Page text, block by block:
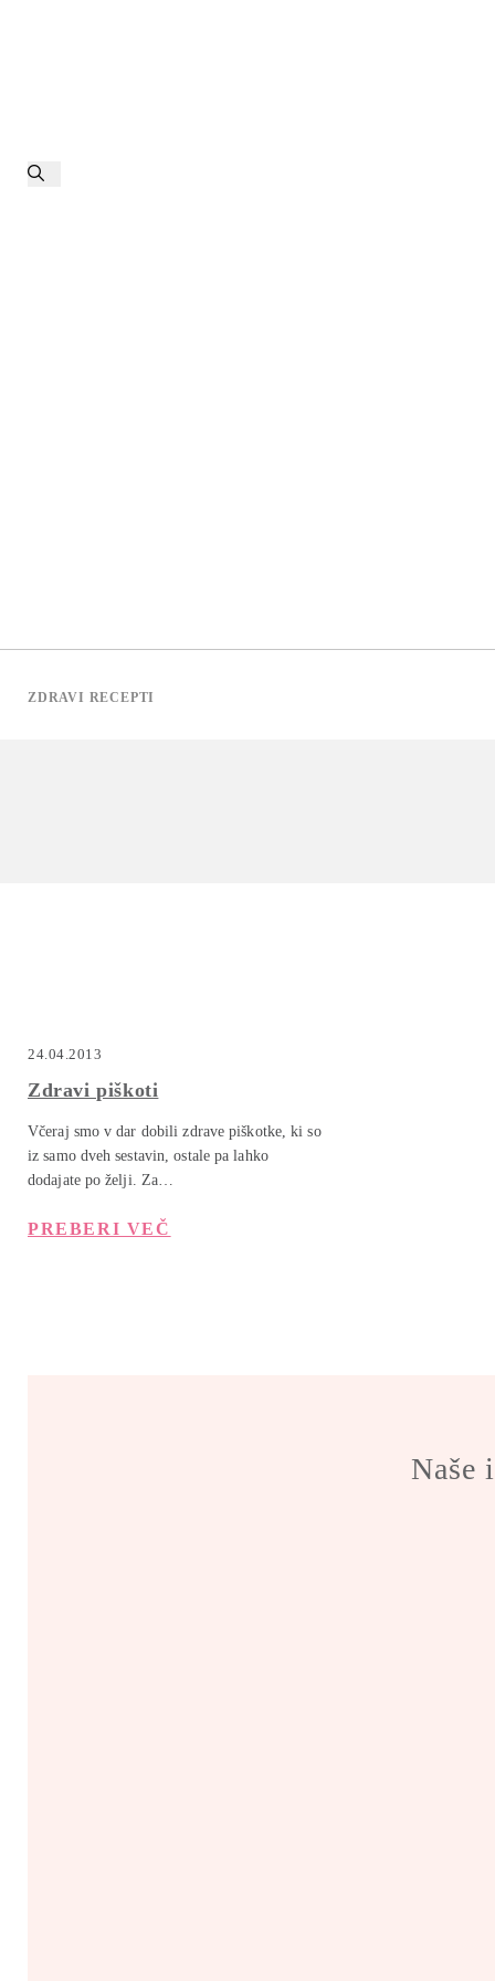
ZDRAVI RECEPTI
24.04.2013
Zdravi piškoti
Včeraj smo v dar dobili zdrave piškotke, ki so
iz samo dveh sestavin, ostale pa lahko
dodajate po želji. Za…
PREBERI VEČ
Naše